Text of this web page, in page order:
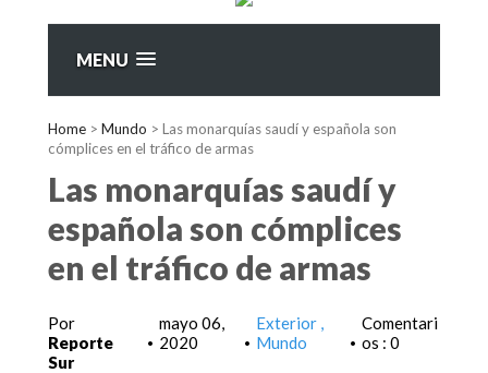
MENU
Home > Mundo > Las monarquías saudí y española son
cómplices en el tráfico de armas
Las monarquías saudí y
española son cómplices
en el tráfico de armas
Por
Reporte
Sur
•
mayo 06,
2020
•
Exterior
Mundo
•
Comentari
os : 0